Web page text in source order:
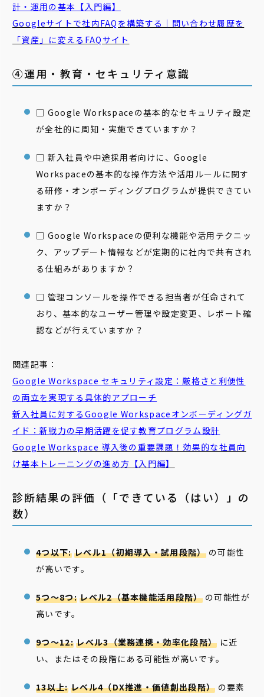
計・運用の基本【入門編】
Googleサイトで社内FAQを構築する｜問い合わせ履歴を
「資産」に変えるFAQサイト
④運用・教育・セキュリティ意識
□ Google Workspaceの基本的なセキュリティ設定
が全社的に周知・実施できていますか？
□ 新入社員や中途採用者向けに、Google
Workspaceの基本的な操作方法や活用ルールに関す
る研修・オンボーディングプログラムが提供できてい
ますか？
□ Google Workspaceの便利な機能や活用テクニッ
ク、アップデート情報などが定期的に社内で共有され
る仕組みがありますか？
□ 管理コンソールを操作できる担当者が任命されて
おり、基本的なユーザー管理や設定変更、レポート確
認などが行えていますか？
関連記事：
Google Workspace セキュリティ設定：厳格さと利便性
の両立を実現する具体的アプローチ
新入社員に対するGoogle Workspaceオンボーディングガ
イド：新戦力の早期活躍を促す教育プログラム設計
Google Workspace 導入後の重要課題！効果的な社員向
け基本トレーニングの進め方【入門編】
診断結果の評価（「できている（はい）」の
数）
4つ以下: レベル1（初期導入・試用段階）の可能性
が高いです。
5つ～8つ: レベル2（基本機能活用段階）の可能性が
高いです。
9つ～12: レベル3（業務連携・効率化段階） に近
い、またはその段階にある可能性が高いです。
13以上: レベル4（DX推進・価値創出段階） の要素